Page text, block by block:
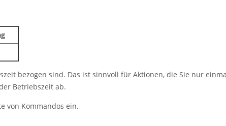
bezogen sind. Das ist sinnvoll für Aktionen, die Sie nur
Betriebszeit ab.
von Kommandos ein.